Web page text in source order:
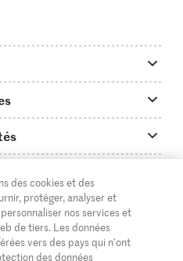
des cookies et des
protéger, analyser et
nos services et
de tiers. Les données
vers des pays qui n'ont
des données